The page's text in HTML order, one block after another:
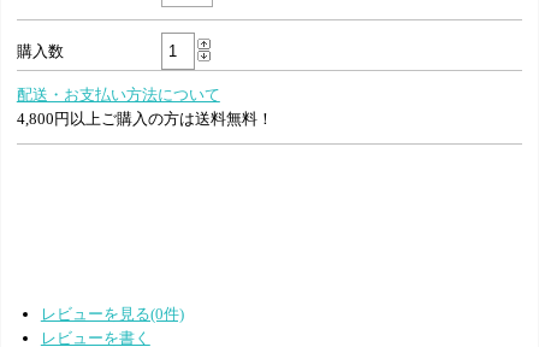
購入数
配送・お支払い方法について
4,800円以上ご購入の方は送料無料！
レビューを見る(0件)
レビューを書く